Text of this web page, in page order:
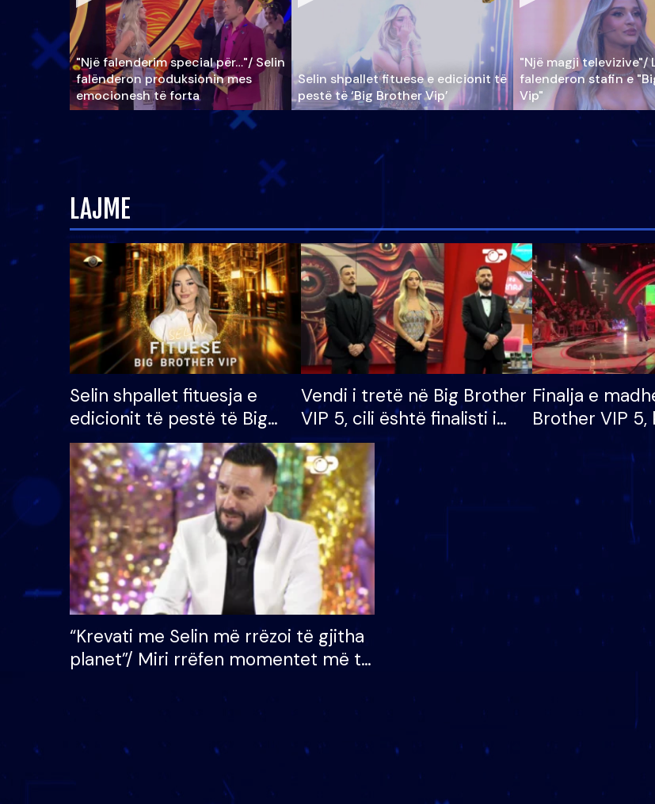
"Një falenderim special për…"/ Selin
falënderon produksionin mes
emocionesh të forta
Selin shpallet fituese e edicionit të
pestë të ‘Big Brother Vip’
"Një magji televizive"/
falenderon stafin e
Vip"
LAJME
Selin shpallet fituesja e
edicionit të pestë të Big
Brother VIP, rrëmben
çmimin e madh prej 100
mijë eurosh
Vendi i tretë në Big Brother
VIP 5, cili është finalisti i
radhës që lë shtëpinë
Finalja e
Brother VIP 5,
banori i parë
dhe humb
të fituar
“Krevati me Selin më rrëzoi të gjitha
planet”/ Miri rrëfen momentet më të
mungojë zilja e mëngjesit kur…